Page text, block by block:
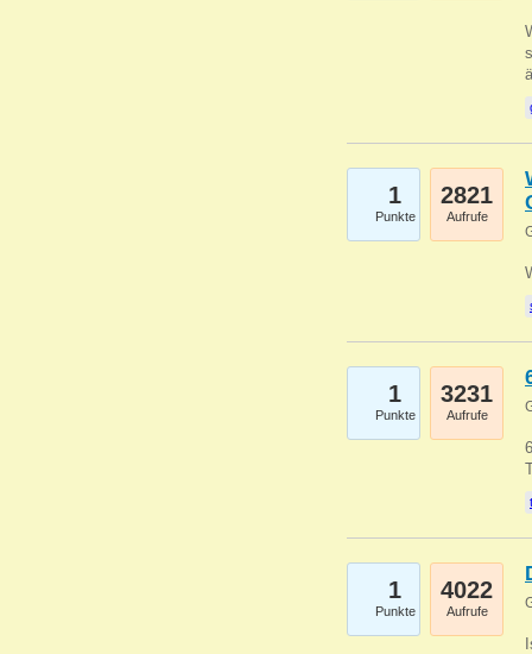
1
Punkte
2821
Aufrufe
1
Punkte
3231
Aufrufe
1
Punkte
4022
Aufrufe